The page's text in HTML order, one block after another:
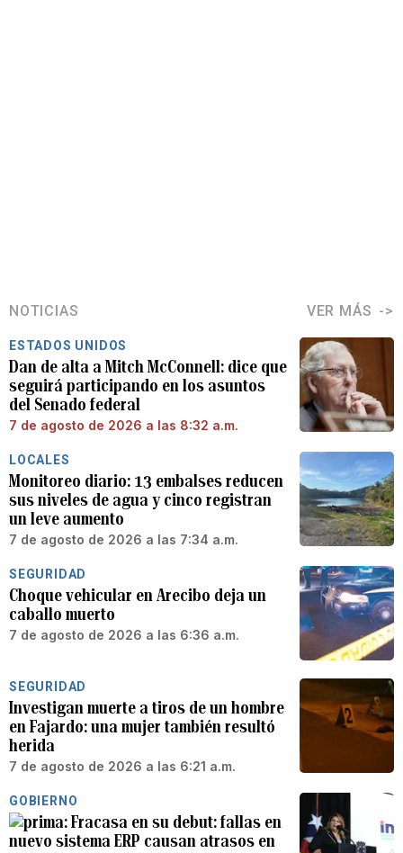
NOTICIAS VER MÁS
ESTADOS UNIDOS
Dan de alta a Mitch McConnell: dice que
seguirá participando en los asuntos
del Senado federal
7 de agosto de 2026 a las 8:32 a.m.
LOCALES
Monitoreo diario: 13 embalses reducen
sus niveles de agua y cinco registran
un leve aumento
7 de agosto de 2026 a las 7:34 a.m.
SEGURIDAD
Choque vehicular en Arecibo deja un
caballo muerto
7 de agosto de 2026 a las 6:36 a.m.
SEGURIDAD
Investigan muerte a tiros de un hombre
en Fajardo: una mujer también resultó
herida
7 de agosto de 2026 a las 6:21 a.m.
GOBIERNO
Fracasa en su debut: fallas en
nuevo sistema ERP causan atrasos en